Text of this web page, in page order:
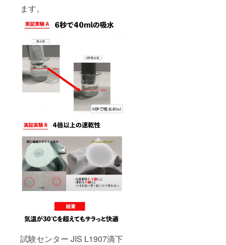
ます。
試験センター JIS L1907滴下